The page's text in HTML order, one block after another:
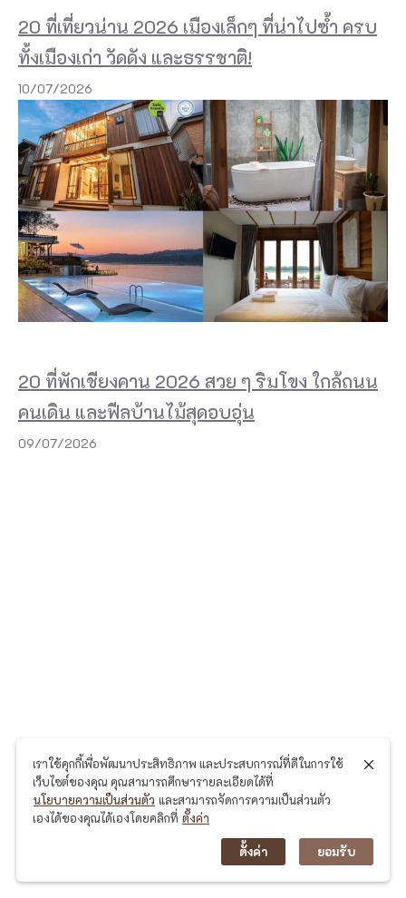
20 ที่เที่ยวน่าน 2026 เมืองเล็กๆ ที่น่าไปซ้ำ ครบ
ทั้งเมืองเก่า วัดดัง และธรรชาติ!
10/07/2026
20 ที่พักเชียงคาน 2026 สวย ๆ ริมโขง ใกล้ถนน
คนเดิน และฟีลบ้านไม้สุดอบอุ่น
09/07/2026
เราใช้คุกกี้เพื่อพัฒนาประสิทธิภาพ และประสบการณ์ที่ดีในการใช้
เว็บไซต์ของคุณ คุณสามารถศึกษารายละเอียดได้ที่
นโยบายความเป็นส่วนตัว และสามารถจัดการความเป็นส่วนตัว
เองได้ของคุณได้เองโดยคลิกที่ ตั้งค่า
ตั้งค่า ยอมรับ